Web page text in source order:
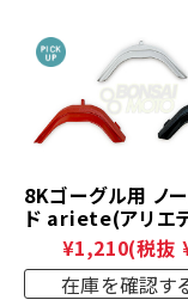
8Kゴーグル用 ノ
ド ariete(アリエ
¥1,210(税抜
在庫を確認す